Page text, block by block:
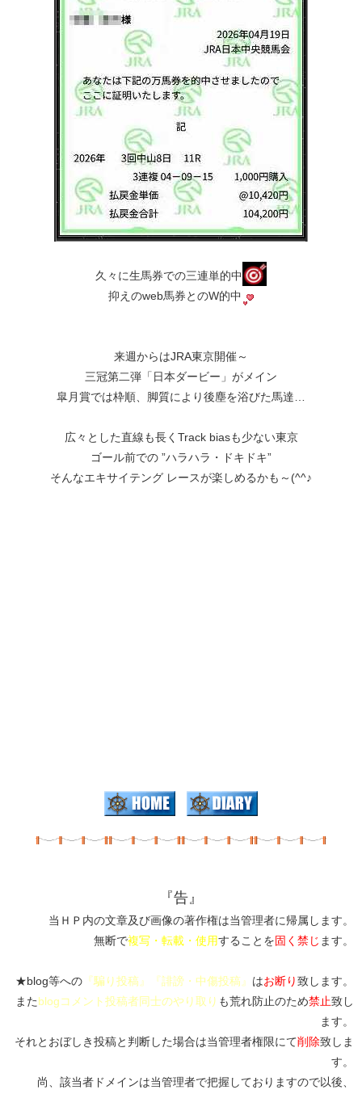
久々に生馬券での三連単的中
抑えのweb馬券とのW的中
来週からはJRA東京開催～
三冠第二弾「日本ダービー」がメイン
皐月賞では枠順、脚質により後塵を浴びた馬達…
広々とした直線も長くTrack biasも少ない東京
ゴール前での ”ハラハラ・ドキドキ”
そんなエキサイテング レースが楽しめるかも～(^^♪
『告』
当ＨＰ内の文章及び画像の著作権は当管理者に帰属します。
無断で複写・転載・使用することを固く禁じ ます。
★blog等への 『騙り投稿』『誹謗・中傷投稿』 はお断り致します。
またblogコメント投稿者同士のやり取り も荒れ防止のため禁止致し
ます。
それとおぼしき投稿と判断した場合は当管理者権限にて削除致しま
す。
尚、該当者ドメインは当管理者で把握しておりますので以後、